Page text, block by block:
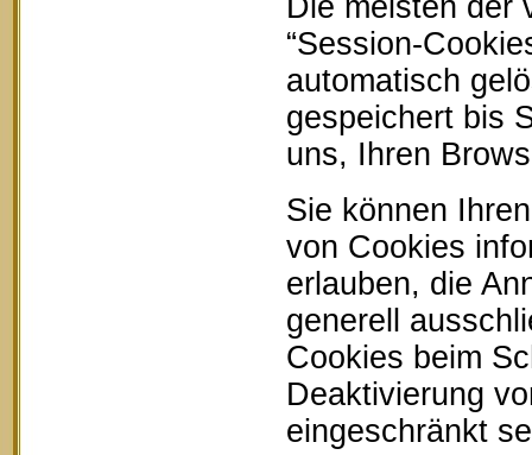
Die meisten der
“Session-
automatisch
gespeichert bis
uns, Ihren
Sie können
von Cookies
erlauben, die
generell
Cookies beim
Deaktivierung
eingeschränkt